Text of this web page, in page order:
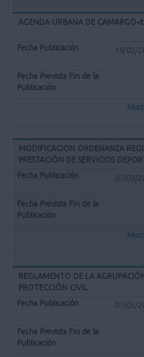
AGENDA URBANA DE
19/02/
MODIFICACION ORDENANZA
PRESTACIÓN DE SERVICIOS
07/03/
REGLAMENTO DE LA
PROTECCIÓN CIVIL
07/03/